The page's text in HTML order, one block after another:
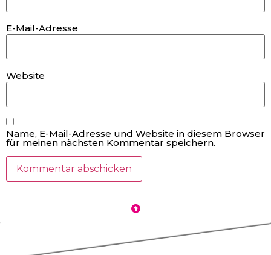
E-Mail-Adresse
Website
Name, E-Mail-Adresse und Website in diesem Browser
für meinen nächsten Kommentar speichern.